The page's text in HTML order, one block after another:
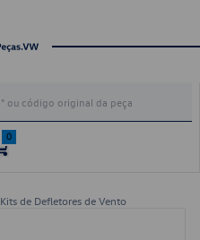
0
Kits de Defletores de Vento